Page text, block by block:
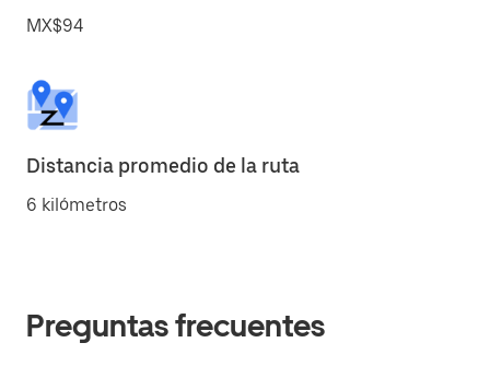
MX$94
Distancia promedio de la ruta
6 kilómetros
Preguntas frecuentes